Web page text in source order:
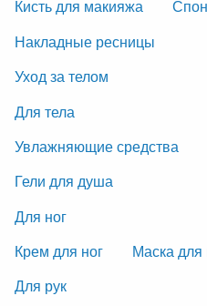
Кисть для макияжа
Накладные ресницы
Уход за телом
Для тела
Увлажняющие средства
Гели для душа
Для ног
Крем для ног
Маска для
Для рук